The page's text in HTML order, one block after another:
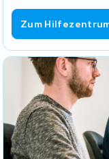
Was muss in den
Das
dieses Formular
zuordnen und die
Den Akku selbst.
Das passende
Hat dein Akku ein
verschlossenen
am Akku fest.
Ohne Ladegerät und
vollständig testen.
Zum